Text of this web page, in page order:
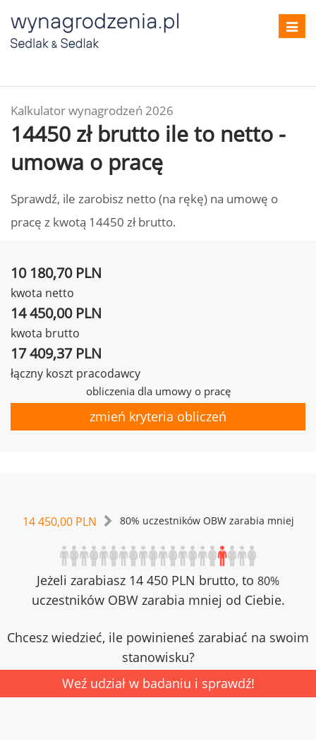
Kalkulator wynagrodzeń 2026
14450 zł brutto ile to netto -
umowa o pracę
Sprawdź, ile zarobisz netto (na rękę) na umowę o
pracę z kwotą 14450 zł brutto.
10 180,70 PLN
kwota netto
14 450,00 PLN
kwota brutto
17 409,37 PLN
łączny koszt pracodawcy
obliczenia dla umowy o pracę
zmień kryteria obliczeń
14 450,00 PLN 80% uczestników OBW zarabia mniej
Jeżeli zarabiasz 14 450 PLN brutto, to 80%
uczestników OBW zarabia mniej od Ciebie.
Chcesz wiedzieć, ile powinieneś zarabiać na swoim
stanowisku?
Weź udział w badaniu i sprawdź!